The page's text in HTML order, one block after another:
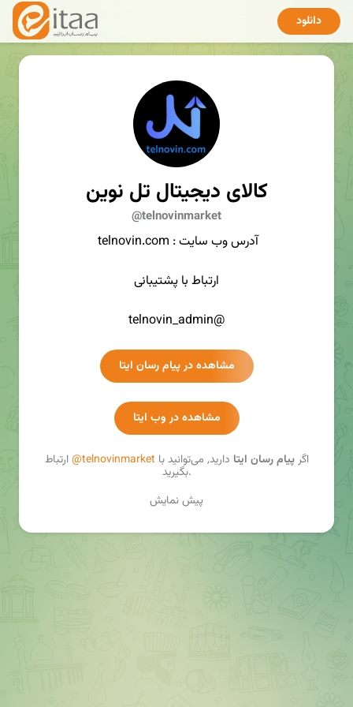
دانلود
کالای دیجیتال تل نوین
@telnovinmarket
آدرس وب سایت : telnovin.com
ارتباط با پشتیبانی
@telnovin_admin
مشاهده در پیام رسان ایتا
مشاهده در وب ایتا
اگرپیام رسان ایتا دارید, می‌توانید با @telnovinmarketارتباط
بگیرید.
پیش نمایش